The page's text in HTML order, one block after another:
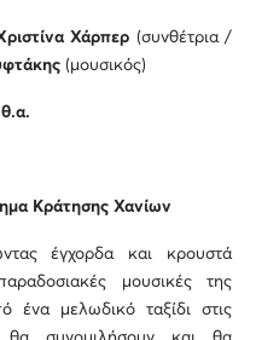
Χάρπερ (συνθέτρια /
(μουσικός)
θ.α.
Κράτησης Χανίων
έγχορδα και κρουστά
μουσικές της
ένα μελωδικό ταξίδι στις